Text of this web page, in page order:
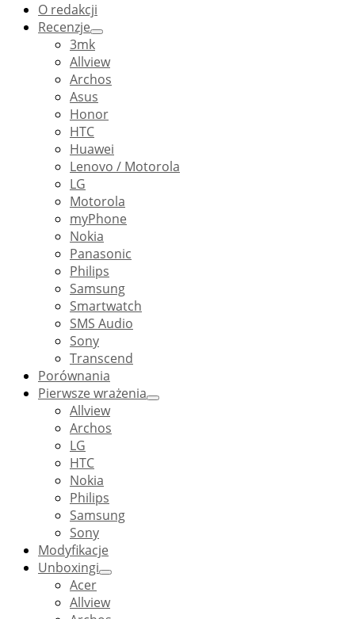
O redakcji
Recenzje
3mk
Allview
Archos
Asus
Honor
HTC
Huawei
Lenovo / Motorola
LG
Motorola
myPhone
Nokia
Panasonic
Philips
Samsung
Smartwatch
SMS Audio
Sony
Transcend
Porównania
Pierwsze wrażenia
Allview
Archos
LG
HTC
Nokia
Philips
Samsung
Sony
Modyfikacje
Unboxingi
Acer
Allview